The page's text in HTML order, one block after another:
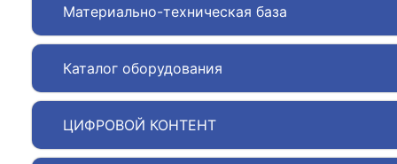
Материально-техническая база
Каталог оборудования
ЦИФРОВОЙ КОНТЕНТ